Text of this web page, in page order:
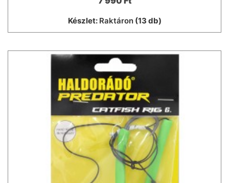
Készlet: Raktáron(13 db)